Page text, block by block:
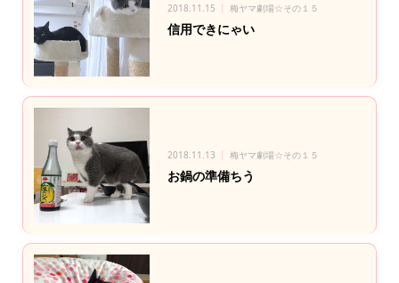
2018.11.15 梅ヤマ劇場☆その１５
信用できにゃい
2018.11.13 梅ヤマ劇場☆その１５
お鍋の準備ちう